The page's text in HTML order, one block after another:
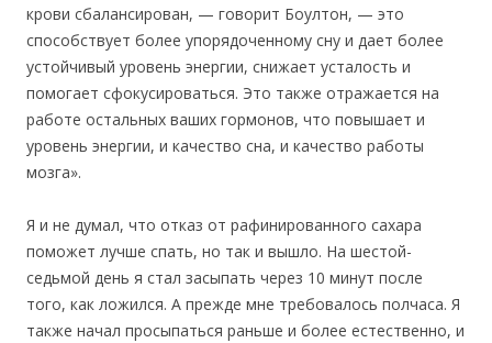
крови сбалансирован, — говорит Боултон, — это
способствует более упорядоченному сну и дает более
устойчивый уровень энергии, снижает усталость и
помогает сфокусироваться. Это также отражается на
работе остальных ваших гормонов, что повышает и
уровень энергии, и качество сна, и качество работы
мозга».
Я и не думал, что отказ от рафинированного сахара
поможет лучше спать, но так и вышло. На шестой-
седьмой день я стал засыпать через 10 минут после
того, как ложился. А прежде мне требовалось полчаса. Я
также начал просыпаться раньше и более естественно, и